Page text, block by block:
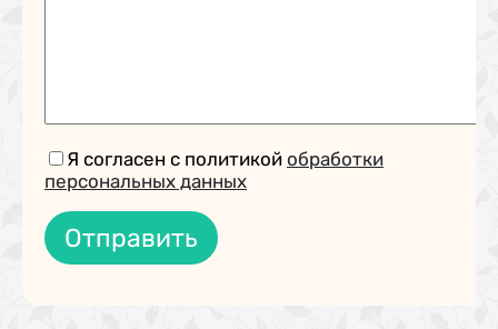
Я согласен с политикой обработки
персональных данных